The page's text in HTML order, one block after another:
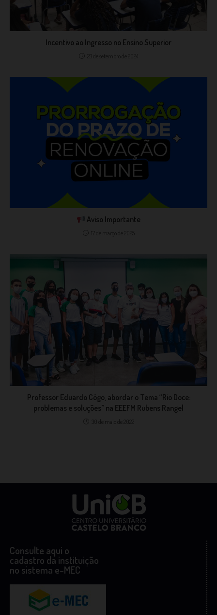
Incentivo ao Ingresso no Ensino Superior
23 de setembro de 2024
Aviso Importante
17 de março de 2025
Professor Eduardo Côgo, abordar o Tema “Rio Doce:
problemas e soluções” na EEEFM Rubens Rangel
30 de maio de 2022
Consulte aqui o
cadastro da instituição
no sistema e-MEC